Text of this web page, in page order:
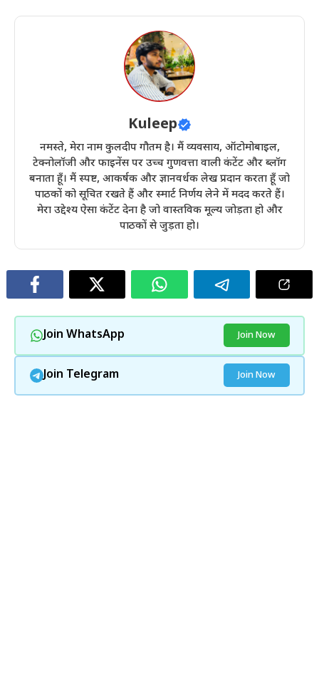
Kuleep
नमस्ते, मेरा नाम कुलदीप गौतम है। मैं व्यवसाय, ऑटोमोबाइल,
टेक्नोलॉजी और फाइनेंस पर उच्च गुणवत्ता वाली कंटेंट और ब्लॉग
बनाता हूँ। मैं स्पष्ट, आकर्षक और ज्ञानवर्धक लेख प्रदान करता हूँ जो
पाठकों को सूचित रखते हैं और स्मार्ट निर्णय लेने में मदद करते हैं।
मेरा उद्देश्य ऐसा कंटेंट देना है जो वास्तविक मूल्य जोड़ता हो और
पाठकों से जुड़ता हो।
Join WhatsApp Join Now
Join Telegram Join Now